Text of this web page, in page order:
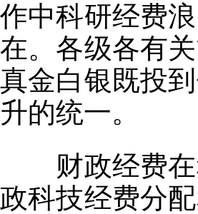
作中科研经费
在。各级各有
真金白银既投
升的统一。
财政经费在
政科技经费分